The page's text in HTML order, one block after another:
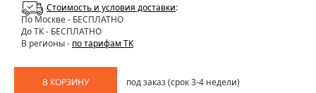
Стоимость и условия доставки:
По Москве- БЕСПЛАТНО
До ТК - БЕСПЛАТНО
В регионы - по тарифам ТК
В КОРЗИНУ под заказ (срок 3-4 недели)